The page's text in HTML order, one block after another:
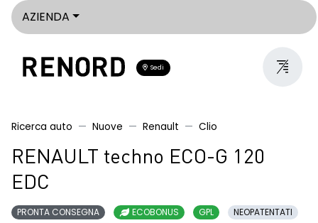
AZIENDA
Sedi
Ricerca auto Nuove Renault Clio
RENAULT techno ECO-G 120
EDC
PRONTA CONSEGNA ECOBONUS GPL
NEOPATENTATI